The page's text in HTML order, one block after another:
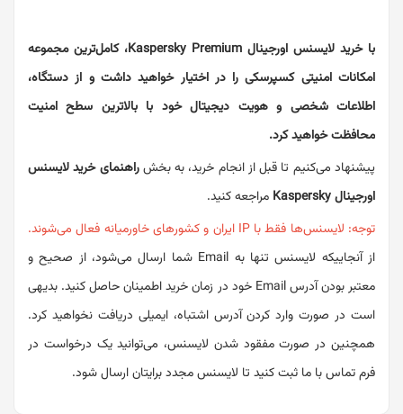
با خرید لایسنس اورجینال Kaspersky Premium، کامل‌ترین مجموعه
امکانات امنیتی کسپرسکی را در اختیار خواهید داشت و از دستگاه،
اطلاعات شخصی و هویت دیجیتال خود با بالاترین سطح امنیت
محافظت خواهید کرد.
پیشنهاد می‌کنیم تا قبل از انجام خرید، به بخشراهنمای خرید لایسنس
اورجینال Kaspersky
مراجعه کنید.
توجه: لایسنس‌ها فقط با IP ایران و کشورهای خاورمیانه فعال می‌شوند
.
از آنجاییکه لایسنس تنها به Email شما ارسال می‌شود، از صحیح و
معتبر بودن آدرس Email خود در زمان خرید اطمینان حاصل کنید. بدیهی
است در صورت وارد کردن آدرس اشتباه، ایمیلی دریافت نخواهید کرد.
همچنین در صورت مفقود شدن لایسنس، می‌توانید یک درخواست در
فرم تماس با ما ثبت کنید تا لایسنس مجدد برایتان ارسال شود.